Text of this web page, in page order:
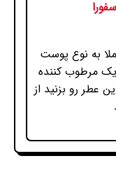
به نوع پوست
یک مرطوب کننده
عطر رو بزنید از